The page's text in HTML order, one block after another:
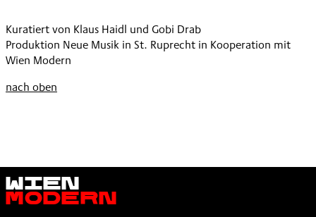
Kuratiert von Klaus Haidl und Gobi Drab
Produktion Neue Musik in St. Ruprecht in Kooperation mit
Wien Modern
nach oben
Wien
Modern